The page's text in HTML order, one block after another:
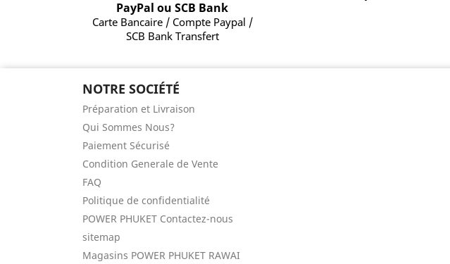
PayPal ou SCB Bank
Carte Bancaire / Compte Paypal /
SCB Bank Transfert
NOTRE SOCIÉTÉ
Préparation et Livraison
Qui Sommes Nous?
Paiement Sécurisé
Condition Generale de Vente
FAQ
Politique de confidentialité
POWER PHUKET Contactez-nous
sitemap
Magasins POWER PHUKET RAWAI